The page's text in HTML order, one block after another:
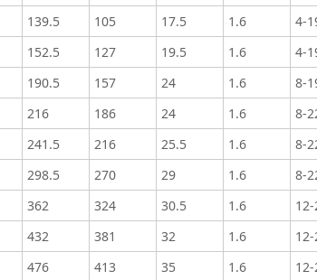
139.5 105 17.5 1.6 4-
152.5 127 19.5 1.6 4-
190.5 157 24 1.6 8-
216 186 24 1.6 8-
241.5 216 25.5 1.6 8-
298.5 270 29 1.6 8-
362 324 30.5 1.6
432 381 32 1.6
476 413 35 1.6